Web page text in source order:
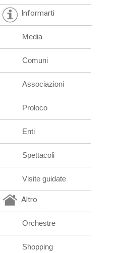
Informarti
Media
Comuni
Associazioni
Proloco
Enti
Spettacoli
Visite guidate
Altro
Orchestre
Shopping